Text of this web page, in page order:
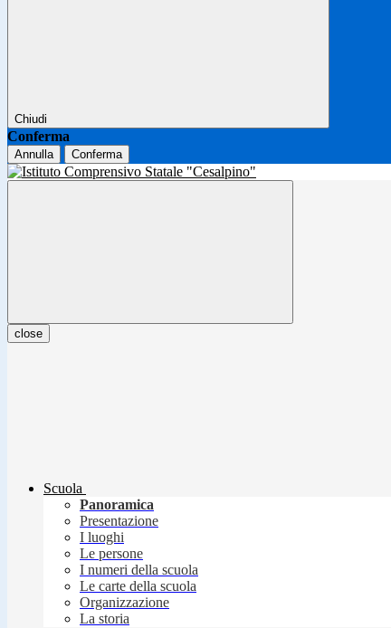
Chiudi
Conferma
Annulla Conferma
close
Scuola
Panoramica
Presentazione
I luoghi
Le persone
I numeri della scuola
Le carte della scuola
Organizzazione
La storia